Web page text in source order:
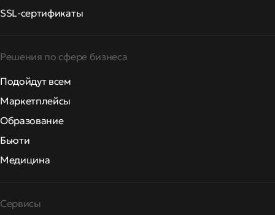
SSL-сертификаты
Решения по сфере бизнеса
Подойдут всем
Маркетплейсы
Образование
Бьюти
Медицина
Сервисы